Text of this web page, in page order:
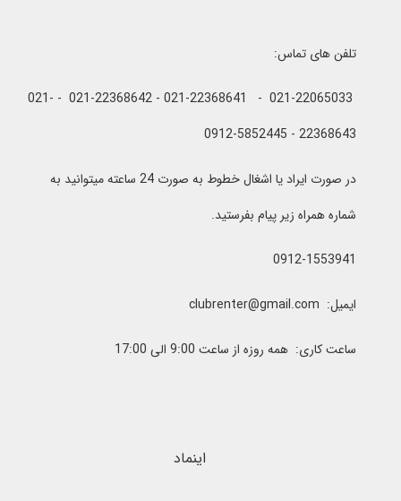
تلفن های تماس:
021-22065033 - 021-22368641 - 021-22368642 - 021-
22368643 - 0912-5852445
در صورت ایراد یا اشغال خطوط به صورت 24 ساعته میتوانید به
شماره همراه زیر پیام بفرستید.
0912-1553941
ایمیل: clubrenter@gmail.com
ساعت کاری: همه روزه از ساعت 9:00 الی 17:00
اینماد